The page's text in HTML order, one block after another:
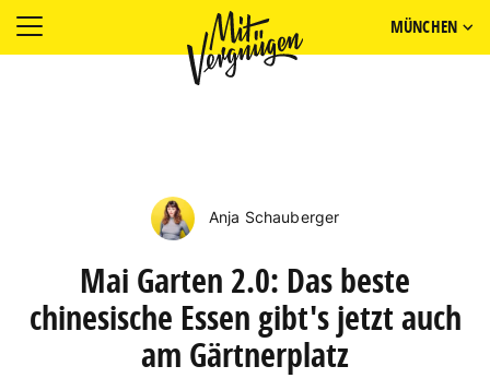
MÜNCHEN
Anja Schauberger
Mai Garten 2.0: Das beste
chinesische Essen gibt's jetzt auch
am Gärtnerplatz